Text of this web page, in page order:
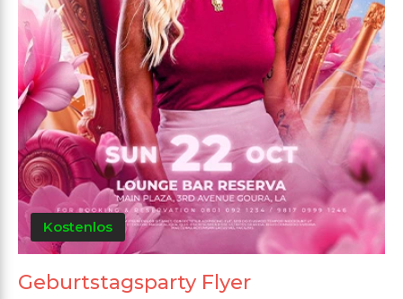
Kostenlos
Geburtstagsparty Flyer